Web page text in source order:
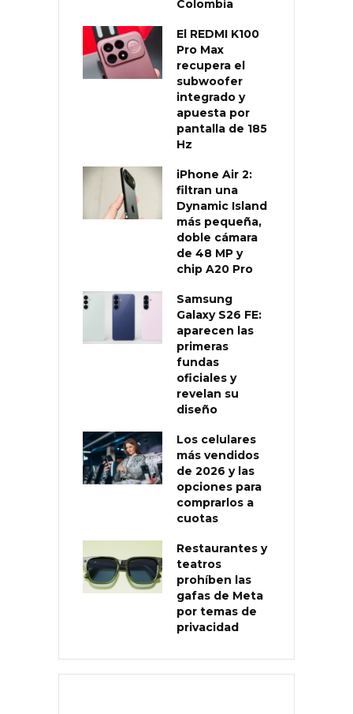
Colombia
El REDMI K100
Pro Max
recupera el
subwoofer
integrado y
apuesta por
pantalla de 185
Hz
iPhone Air 2:
filtran una
Dynamic Island
más pequeña,
doble cámara
de 48 MP y
chip A20 Pro
Samsung
Galaxy S26 FE:
aparecen las
primeras
fundas
oficiales y
revelan su
diseño
Los celulares
más vendidos
de 2026 y las
opciones para
comprarlos a
cuotas
Restaurantes y
teatros
prohíben las
gafas de Meta
por temas de
privacidad